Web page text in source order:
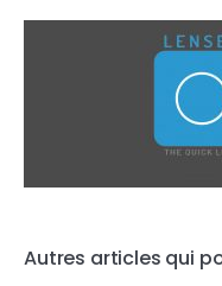
Autres articles qui